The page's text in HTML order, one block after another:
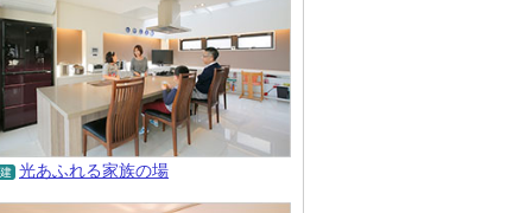
光あふれる家族の場